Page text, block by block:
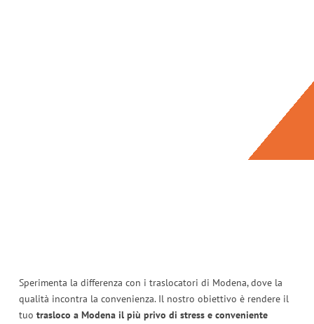
Sperimenta la differenza con i traslocatori di Modena, dove la
qualità incontra la convenienza. Il nostro obiettivo è rendere il
tuo trasloco a Modena il più privo di stress e conveniente